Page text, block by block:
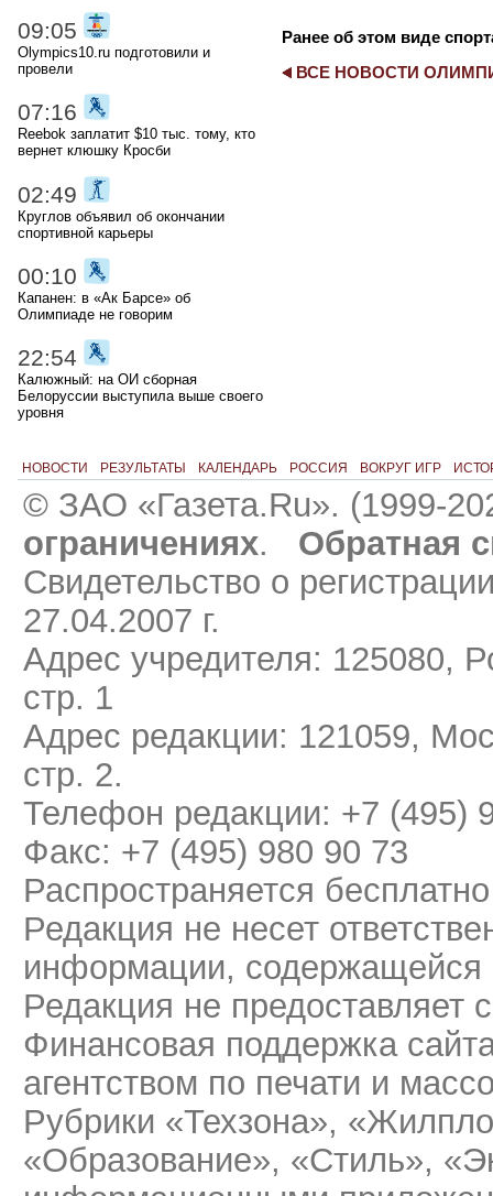
Ранее об этом виде
ВСЕ НОВОСТИ
09:05
Olympics10.ru подготовили и
провели
07:16
Reebok заплатит $10 тыс. тому, кто
вернет клюшку Кросби
02:49
Круглов объявил об окончании
спортивной карьеры
00:10
Капанен: в «Ак Барсе» об
Олимпиаде не говорим
22:54
Калюжный: на ОИ сборная
Белоруссии выступила выше своего
уровня
НОВОСТИ РЕЗУЛЬТАТЫ КАЛЕНДАРЬ РОССИЯ ВОКРУГ ИГР
© ЗАО «Газета.Ru». (1999-
ограничениях.
Обратная
Свидетельство о
27.04.2007 г.
Адрес учредителя: 125080,
стр. 1
Адрес редакции: 121059,
стр. 2.
Телефон редакции: +7 (495)
Факс: +7 (495) 980 90 73
Распространяется бесплатно
Редакция не несет
информации, содержащейся
Редакция не предоставляет
Финансовая поддержка
агентством по печати и
Рубрики «Техзона»,
«Образование», «Стиль»,